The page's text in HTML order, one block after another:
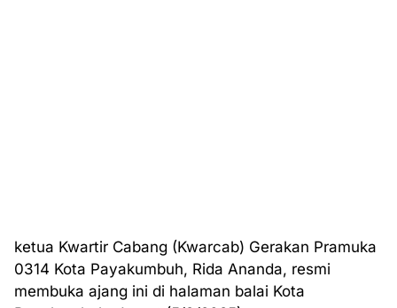
ketua Kwartir Cabang (Kwarcab) Gerakan Pramuka
0314 Kota Payakumbuh, Rida Ananda, resmi
membuka ajang ini di halaman balai Kota